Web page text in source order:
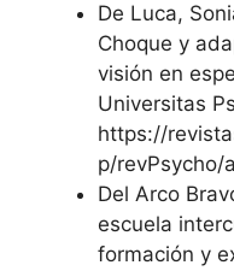
De Luca,
Choque y
visión en
Universitas
https://
p/revPsycho/
Del Arco
escuela
formación y